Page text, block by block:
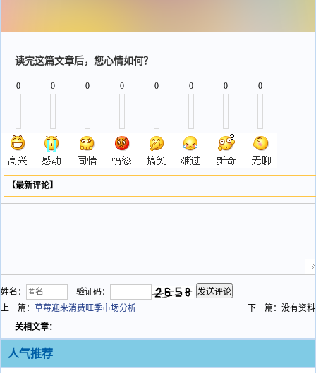
读完这篇文章后，您心情如何？
0 0 0 0 0 0 0 0
【最新评论】
姓名：
验证码：
上一篇： 草莓迎来消费旺季市场分析
下一篇：没有资料
关相文章：
人气推荐